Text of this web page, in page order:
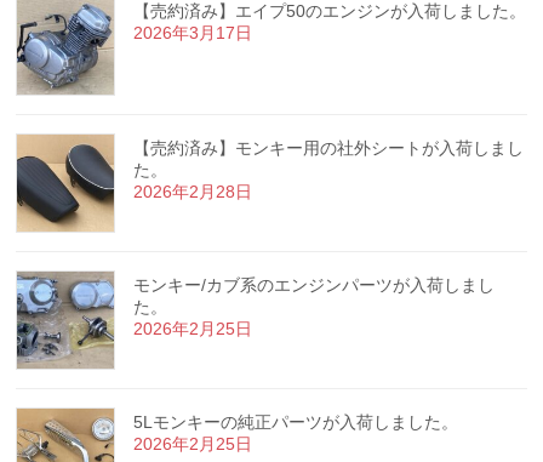
【売約済み】エイプ50のエンジンが入荷しました。
2026年3月17日
【売約済み】モンキー用の社外シートが入荷しまし
た。
2026年2月28日
モンキー/カブ系のエンジンパーツが入荷しまし
た。
2026年2月25日
5Lモンキーの純正パーツが入荷しました。
2026年2月25日